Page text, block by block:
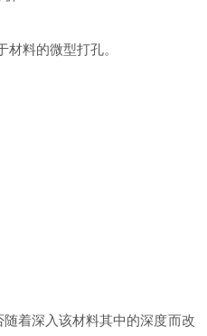
料的微型打孔。
着深入该材料其中的深度而改